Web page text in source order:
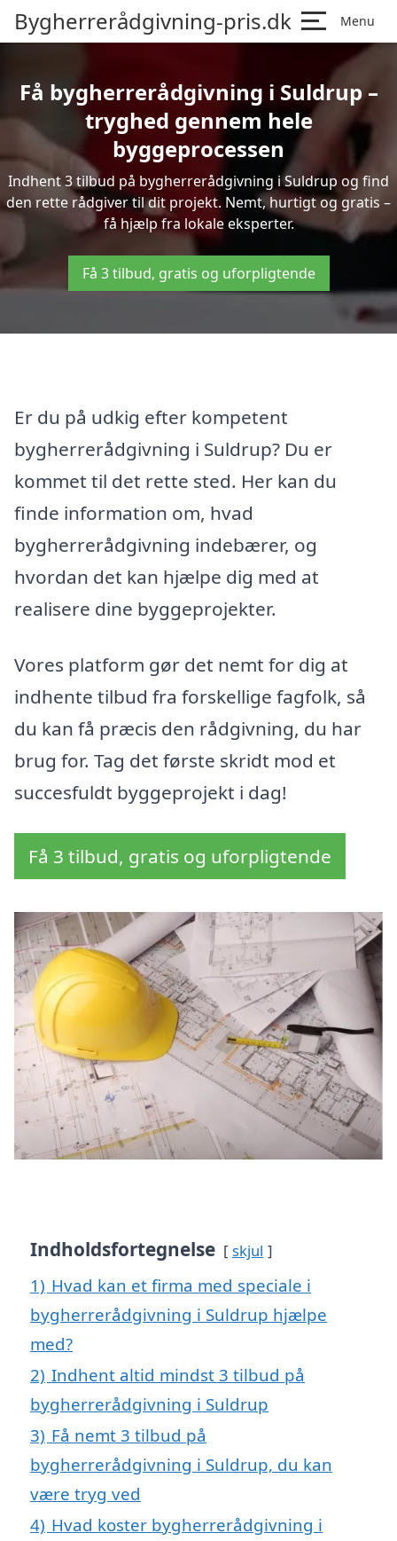
Bygherrerådgivning-pris.dk Menu
Få bygherrerådgivning i Suldrup –
tryghed gennem hele
byggeprocessen
Indhent 3 tilbud på bygherrerådgivning i Suldrup og find
den rette rådgiver til dit projekt. Nemt, hurtigt og gratis –
få hjælp fra lokale eksperter.
Få 3 tilbud, gratis og uforpligtende
Er du på udkig efter kompetent
bygherrerådgivning i Suldrup? Du er
kommet til det rette sted. Her kan du
finde information om, hvad
bygherrerådgivning indebærer, og
hvordan det kan hjælpe dig med at
realisere dine byggeprojekter.
Vores platform gør det nemt for dig at
indhente tilbud fra forskellige fagfolk, så
du kan få præcis den rådgivning, du har
brug for. Tag det første skridt mod et
succesfuldt byggeprojekt i dag!
Få 3 tilbud, gratis og uforpligtende
Indholdsfortegnelse skjul
1) Hvad kan et firma med speciale i
bygherrerådgivning i Suldrup hjælpe
med?
2) Indhent altid mindst 3 tilbud på
bygherrerådgivning i Suldrup
3) Få nemt 3 tilbud på
bygherrerådgivning i Suldrup, du kan
være tryg ved
4) Hvad koster bygherrerådgivning i